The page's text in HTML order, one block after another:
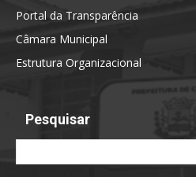
Portal da Transparência
Câmara Municipal
Estrutura Organizacional
Pesquisar